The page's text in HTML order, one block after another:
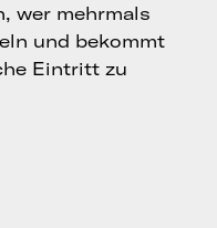
wer mehrmals
und bekommt
Eintritt zu